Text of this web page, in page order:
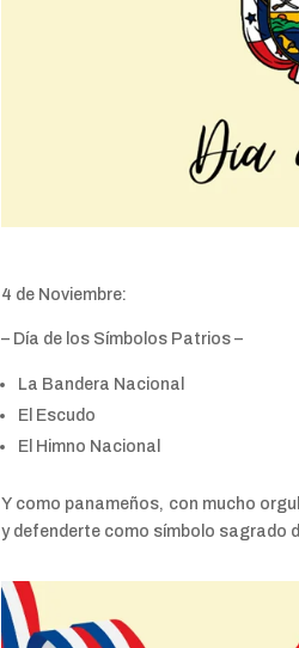
4 de Noviembre:
– Día de los Símbolos Patrios –
La Bandera Nacional
El Escudo
El Himno Nacional
Y como panameños, con mucho
y defenderte como símbolo sagrado